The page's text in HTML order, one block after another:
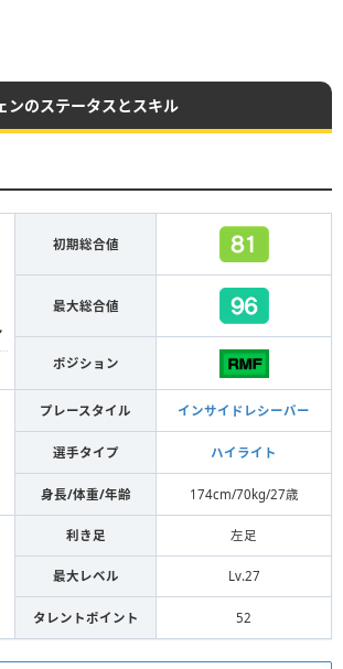
ンのステータスとスキル
初期総合値
最大総合値
ポジション
プレースタイル インサイドレシーバー
選手タイプ ハイライト
身長/体重/年齢 174cm/70kg/27歳
利き足 左足
最大レベル Lv.27
タレントポイント 52